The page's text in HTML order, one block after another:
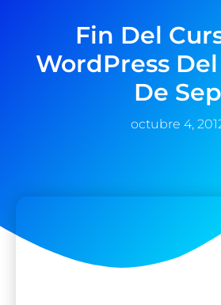
Fin Del
WordPress
De Sep
octubre 4,